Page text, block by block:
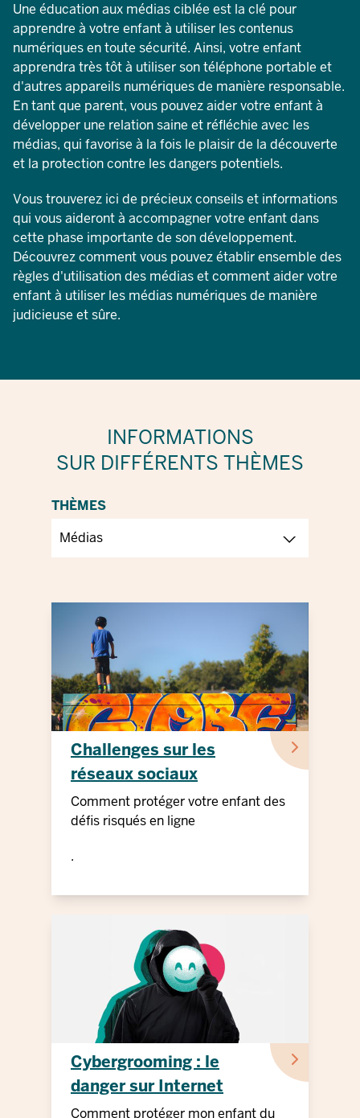
Une éducation aux médias ciblée est la clé pour
apprendre à votre enfant à utiliser les contenus
numériques en toute sécurité. Ainsi, votre enfant
apprendra très tôt à utiliser son téléphone portable et
d'autres appareils numériques de manière responsable.
En tant que parent, vous pouvez aider votre enfant à
développer une relation saine et réfléchie avec les
médias, qui favorise à la fois le plaisir de la découverte
et la protection contre les dangers potentiels.
Vous trouverez ici de précieux conseils et informations
qui vous aideront à accompagner votre enfant dans
cette phase importante de son développement.
Découvrez comment vous pouvez établir ensemble des
règles d'utilisation des médias et comment aider votre
enfant à utiliser les médias numériques de manière
judicieuse et sûre.
INFORMATIONS
SUR DIFFÉRENTS THÈMES
THÈMES
Challenges sur les
réseaux sociaux
Comment protéger votre enfant des
défis risqués en ligne
.
Cybergrooming : le
danger sur Internet
Comment protéger mon enfant du